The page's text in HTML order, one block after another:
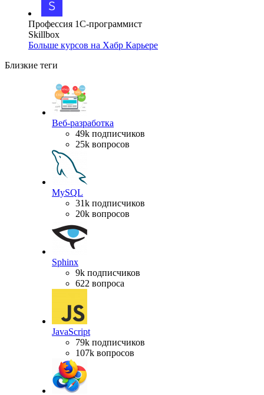
Профессия 1С-программист
Skillbox
Больше курсов на Хабр Карьере
Близкие теги
Веб-разработка
49k подписчиков
25k вопросов
MySQL
31k подписчиков
20k вопросов
Sphinx
9k подписчиков
622 вопроса
JavaScript
79k подписчиков
107k вопросов